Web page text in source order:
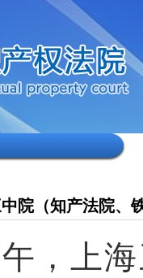
院（知产法院、
，上